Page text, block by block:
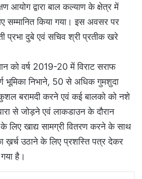
आयोग द्वारा बाल कल्याण के क्षेत्र में
सम्मानित किया गया। इस अवसर पर
प्रभा दुबे एवं सचिव श्री प्रतीक खरे
को वर्ष 2019-20 में विराट सराफ
भूमिका निभाने, 50 से अधिक गुमशुदा
बरामदी करने एवं कई बालको को नशे
से जोड़ने एवं लाकडाउन के दौरान
लिए खाद्य सामग्री वितरण करने के साथ
ख़र्च उठाने के लिए प्रशस्ति पत्र देकर
है।